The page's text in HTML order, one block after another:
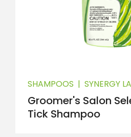
SHAMPOOS | SYNERGY
Groomer's Salon
Tick Shampoo